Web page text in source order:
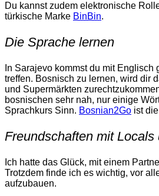
Du kannst zudem elektronische
türkische Marke BinBin.
Die Sprache lernen
In Sarajevo kommst du mit
treffen. Bosnisch zu lernen, wird dir
und Supermärkten
bosnischen sehr nah, nur einige
Sprachkurs Sinn. Bosnian2Go ist
Freundschaften mit
Ich hatte das Glück, mit einem
Trotzdem finde ich es wichtig, vor
aufzubauen.